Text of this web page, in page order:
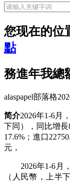
您现在的位
點
務進年我總
alaspapel部落格
简介2026年1-6月
下同），同比增長
17.6%；進口
元，
2026年1-6月，
（人民幣，上半